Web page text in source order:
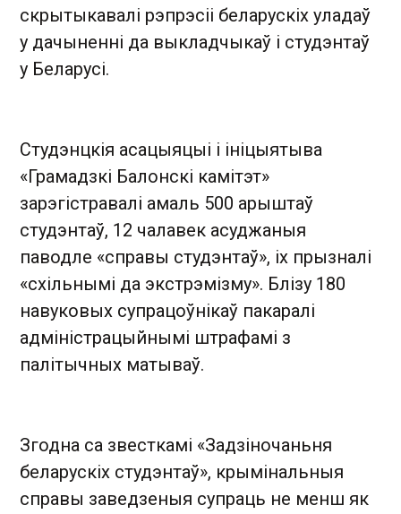
скрытыкавалі рэпрэсіі беларускіх уладаў
у дачыненні да выкладчыкаў і студэнтаў
у Беларусі.
Студэнцкія асацыяцыі і ініцыятыва
«Грамадзкі Балонскі камітэт»
зарэгістравалі амаль 500 арыштаў
студэнтаў, 12 чалавек асуджаныя
паводле «справы студэнтаў», іх прызналі
«схільнымі да экстрэмізму». Блізу 180
навуковых супрацоўнікаў пакаралі
адміністрацыйнымі штрафамі з
палітычных матываў.
Згодна са звесткамі «Задзіночаньня
беларускіх студэнтаў», крымінальныя
справы заведзеныя супраць не менш як